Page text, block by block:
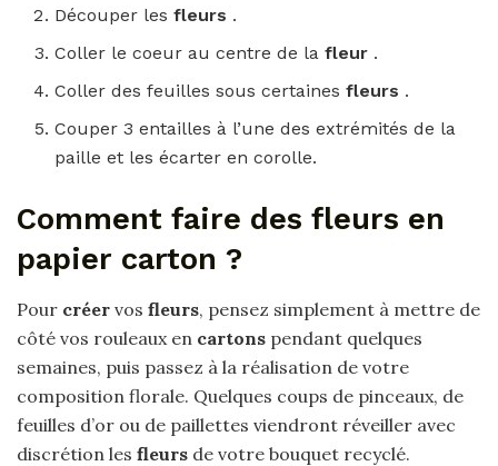
Découper lesfleurs .
Coller le coeur au centre de lafleur .
Coller des feuilles sous certainesfleurs .
Couper 3 entailles à l’une des extrémités de la
paille et les écarter en corolle.
Comment faire des fleurs en
papier carton ?
Pour créer vos fleurs, pensez simplement à mettre de
côté vos rouleaux en cartons pendant quelques
semaines, puis passez à la réalisation de votre
composition florale. Quelques coups de pinceaux, de
feuilles d’or ou de paillettes viendront réveiller avec
discrétion les fleurs de votre bouquet recyclé.